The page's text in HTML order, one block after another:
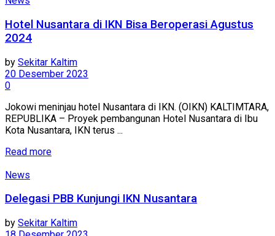
Hotel Nusantara di IKN Bisa Beroperasi Agustus
2024
by Sekitar Kaltim
20 Desember 2023
0
Jokowi meninjau hotel Nusantara di IKN. (OIKN) KALTIMTARA,
REPUBLIKA – Proyek pembangunan Hotel Nusantara di Ibu
Kota Nusantara, IKN terus ...
Read more
News
Delegasi PBB Kunjungi IKN Nusantara
by Sekitar Kaltim